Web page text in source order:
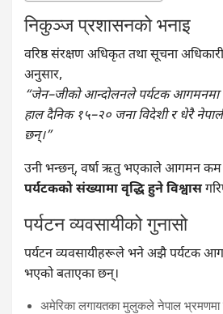
निकुञ्ज प्रशासनको भनाइ
वरिष्ठ संरक्षण अधिकृत तथा सूचना
अनुसार,
“जेन–जीको आन्दोलनले पर्यटक आगमनमा
हाल दैनिक १५–२० जना विदेशी र धेरै
छन्।”
उनी भन्छन्, वर्षा ऋतु भएकाले आगमन
पर्यटकको संख्यामा वृद्धि हुने विश्वास
पर्यटन व्यवसायीको गुनासो
पर्यटन व्यवसायीहरूले भने अझै पर्यटक
भएको बताएका छन्।
अमेरिका लगायतका मुलुकले नेपाल भ्रमणमा